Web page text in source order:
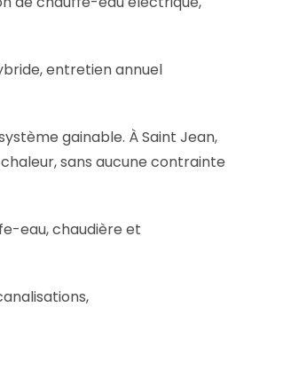
entretien annuel
gainable. À Saint Jean,
sans aucune contrainte
eau, chaudière et